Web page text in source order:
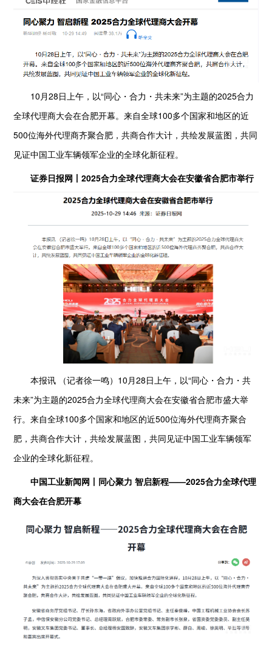
10月28日上午，以“同心・合力・共未来”为主题的2025合力
全球代理商大会在合肥开幕。来自全球100多个国家和地区的近
500位海外代理商齐聚合肥，共商合作大计，共绘发展蓝图，共同
见证中国工业车辆领军企业的全球化新征程。
证券日报网丨2025合力全球代理商大会在安徽省合肥市举行
本报讯 （记者徐一鸣）10月28日上午，以“同心・合力・共
未来”为主题的2025合力全球代理商大会在安徽省合肥市盛大举
行。来自全球100多个国家和地区的近500位海外代理商齐聚合
肥，共商合作大计，共绘发展蓝图，共同见证中国工业车辆领军
企业的全球化新征程。
中国工业新闻网丨同心聚力 智启新程——2025合力全球代理
商大会在合肥开幕